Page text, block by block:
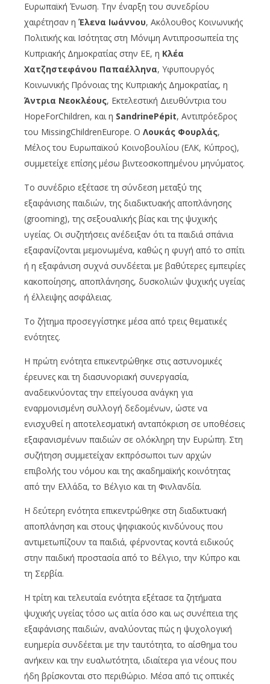
Ευρωπαϊκή Ένωση. Την έναρξη του συνεδρίου
χαιρέτησαν η Έλενα Ιωάννου, Ακόλουθος Κοινωνικής
Πολιτικής και Ισότητας στη Μόνιμη Αντιπροσωπεία της
Κυπριακής Δημοκρατίας στην ΕΕ, η Κλέα
Χατζηστεφάνου Παπαέλληνα, Υφυπουργός
Κοινωνικής Πρόνοιας της Κυπριακής Δημοκρατίας, η
Άντρια Νεοκλέους, Εκτελεστική Διευθύντρια του
HopeForChildren, και η SandrinePépit, Αντιπρόεδρος
του MissingChildrenEurope. Ο Λουκάς Φουρλάς,
Μέλος του Ευρωπαϊκού Κοινοβουλίου (ΕΛΚ, Κύπρος),
συμμετείχε επίσης μέσω βιντεοσκοπημένου μηνύματος.
Το συνέδριο εξέτασε τη σύνδεση μεταξύ της
εξαφάνισης παιδιών, της διαδικτυακής αποπλάνησης
(grooming), της σεξουαλικής βίας και της ψυχικής
υγείας. Οι συζητήσεις ανέδειξαν ότι τα παιδιά σπάνια
εξαφανίζονται μεμονωμένα, καθώς η φυγή από το σπίτι
ή η εξαφάνιση συχνά συνδέεται με βαθύτερες εμπειρίες
κακοποίησης, αποπλάνησης, δυσκολιών ψυχικής υγείας
ή έλλειψης ασφάλειας.
Το ζήτημα προσεγγίστηκε μέσα από τρεις θεματικές
ενότητες.
Η πρώτη ενότητα επικεντρώθηκε στις αστυνομικές
έρευνες και τη διασυνοριακή συνεργασία,
αναδεικνύοντας την επείγουσα ανάγκη για
εναρμονισμένη συλλογή δεδομένων, ώστε να
ενισχυθεί η αποτελεσματική ανταπόκριση σε υποθέσεις
εξαφανισμένων παιδιών σε ολόκληρη την Ευρώπη. Στη
συζήτηση συμμετείχαν εκπρόσωποι των αρχών
επιβολής του νόμου και της ακαδημαϊκής κοινότητας
από την Ελλάδα, το Βέλγιο και τη Φινλανδία.
Η δεύτερη ενότητα επικεντρώθηκε στη διαδικτυακή
αποπλάνηση και στους ψηφιακούς κινδύνους που
αντιμετωπίζουν τα παιδιά, φέρνοντας κοντά ειδικούς
στην παιδική προστασία από το Βέλγιο, την Κύπρο και
τη Σερβία.
Η τρίτη και τελευταία ενότητα εξέτασε τα ζητήματα
ψυχικής υγείας τόσο ως αιτία όσο και ως συνέπεια της
εξαφάνισης παιδιών, αναλύοντας πώς η ψυχολογική
ευημερία συνδέεται με την ταυτότητα, το αίσθημα του
ανήκειν και την ευαλωτότητα, ιδιαίτερα για νέους που
ήδη βρίσκονται στο περιθώριο. Μέσα από τις οπτικές